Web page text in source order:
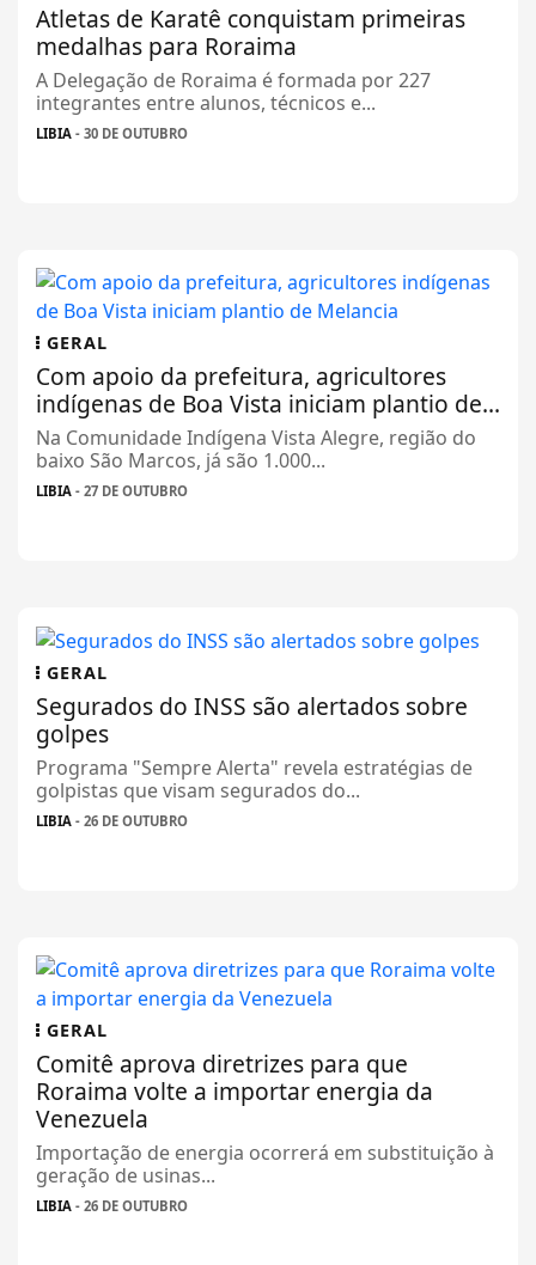
Atletas de Karatê conquistam primeiras
medalhas para Roraima
A Delegação de Roraima é formada por 227
integrantes entre alunos, técnicos e...
LIBIA - 30 DE OUTUBRO
GERAL
Com apoio da prefeitura, agricultores
indígenas de Boa Vista iniciam plantio de...
Na Comunidade Indígena Vista Alegre, região do
baixo São Marcos, já são 1.000...
LIBIA - 27 DE OUTUBRO
GERAL
Segurados do INSS são alertados sobre
golpes
Programa "Sempre Alerta" revela estratégias de
golpistas que visam segurados do...
LIBIA - 26 DE OUTUBRO
GERAL
Comitê aprova diretrizes para que
Roraima volte a importar energia da
Venezuela
Importação de energia ocorrerá em substituição à
geração de usinas...
LIBIA - 26 DE OUTUBRO